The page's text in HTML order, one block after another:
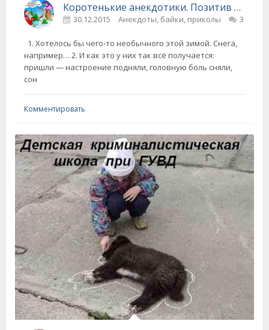
Коротенькие анекдотики. Позитив на целый день!
30.12.2015 Анекдоты, байки, приколы 3
1. Хотелось бы чего-то необычного этой зимой. Снега,
например… 2. И как это у них так всё получается:
пришли — настроение подняли, головную боль сняли,
сон
Комментировать